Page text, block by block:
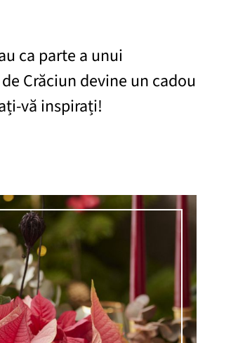
ca parte a unui
Crăciun devine un cadou
vă inspirați!